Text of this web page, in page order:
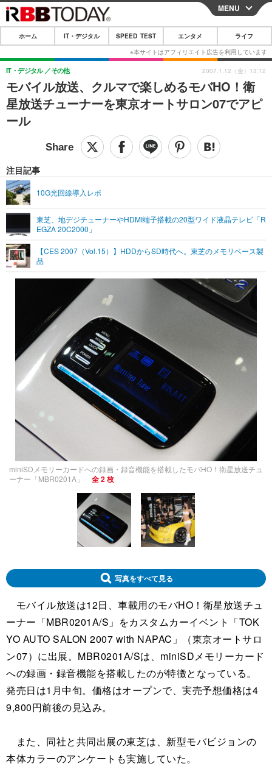
CLOSE
ホーム
IT・デジタル
IT・デジタルTOP スマートフォン
ショッピング その他
SPEED TEST
エンタメ
エンタメTOP 映画・ドラマ
音楽
グラビア ブログ
ペット
その他
リリース一覧
プッシュ通知の停止方法
MENU
ホーム IT・デジタル SPEED TEST エンタメ ライフ
モバイル放送、クルマで楽しめるモバHO！衛
星放送チューナーを東京オートサロン07でアピ
ール
IT・デジタル その他
注目記事
10G光回線導入レポ
東芝、地デジチューナーやHDMI端子搭載の20型ワイド液晶テレビ「R
EGZA 20C2000」
【CES 2007（Vol.15）】HDDからSD時代へ。東芝のメモリベース製
品
2007.1.12（金）13:12
miniSDメモリーカードへの録画・録音機能を搭載したモバHO！衛星放送チュ
ーナー「MBR0201A」
全 2 枚
写真をすべて見る
モバイル放送は12日、車載用のモバHO！衛星放送チュ
ーナー「MBR0201A/S」をカスタムカーイベント「TOK
YO AUTO SALON 2007 with NAPAC」（東京オートサロ
ン07）に出展。MBR0201A/Sは、miniSDメモリーカード
への録画・録音機能を搭載したのが特徴となっている。
発売日は1月中旬。価格はオープンで、実売予想価格は4
9,800円前後の見込み。
また、同社と共同出展の東芝は、新型モバビジョンの
本体カラーのアンケートも実施していた。